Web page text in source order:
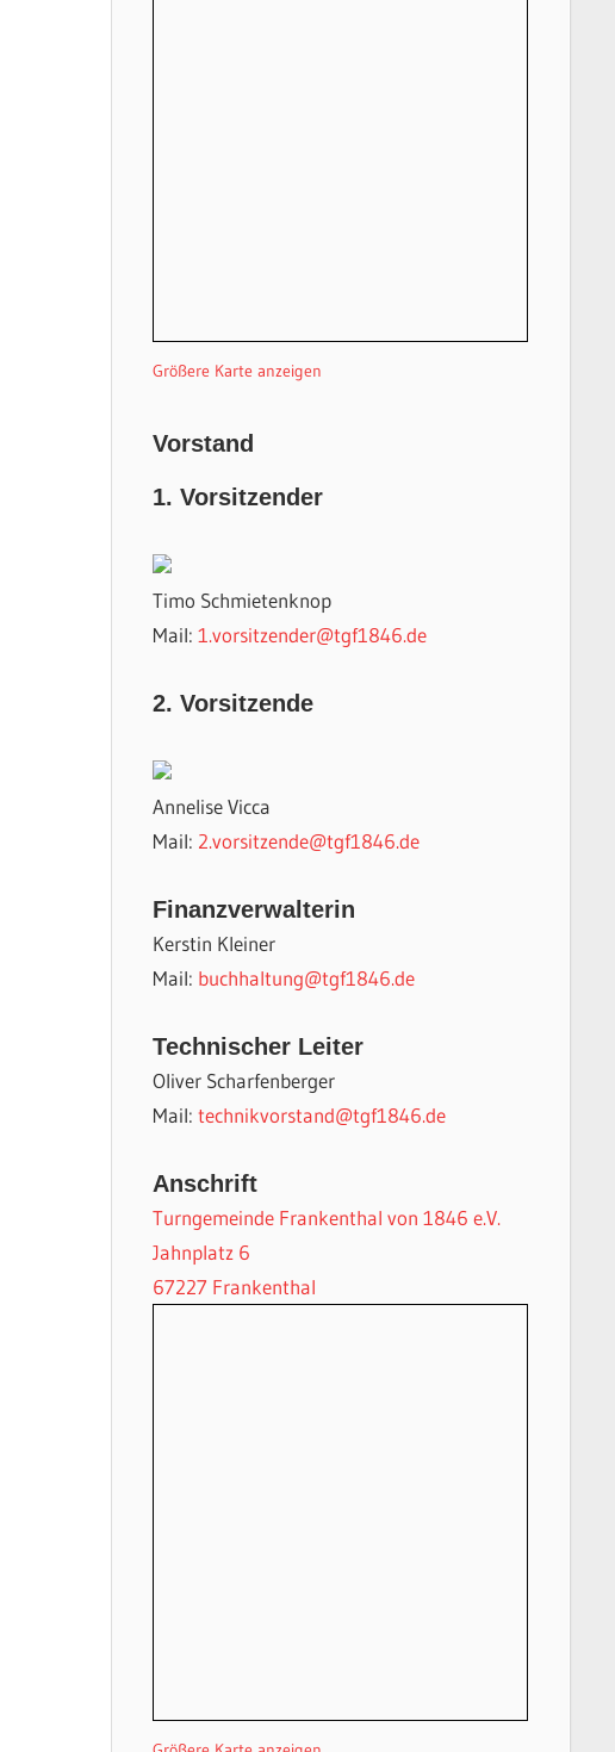
Größere Karte anzeigen
Vorstand
1. Vorsitzender
Timo Schmietenknop
Mail: 1.vorsitzender@tgf1846.de
2. Vorsitzende
Annelise Vicca
Mail: 2.vorsitzende@tgf1846.de
Finanzverwalterin
Kerstin Kleiner
Mail: buchhaltung@tgf1846.de
Technischer Leiter
Oliver Scharfenberger
Mail: technikvorstand@tgf1846.de
Anschrift
Turngemeinde Frankenthal von 1846 e.V.
Jahnplatz 6
67227 Frankenthal